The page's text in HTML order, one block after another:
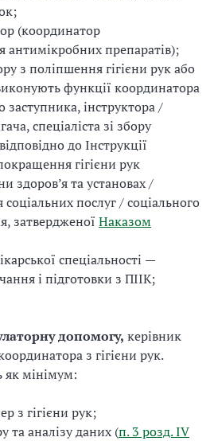
(координатор
антимікробних препаратів);
з поліпшення гігієни рук або
функції координатора
заступника, інструктора /
спеціаліста зі збору
до Інструкції
гігієни рук
здоров’я та установах /
послуг / соціального
затвердженої Наказом
спеціальності —
і підготовки з ПІІК;
допомогу, керівник
з гігієни рук.
як мінімум:
з гігієни рук;
та аналізу даних (п. 3 розд. IV